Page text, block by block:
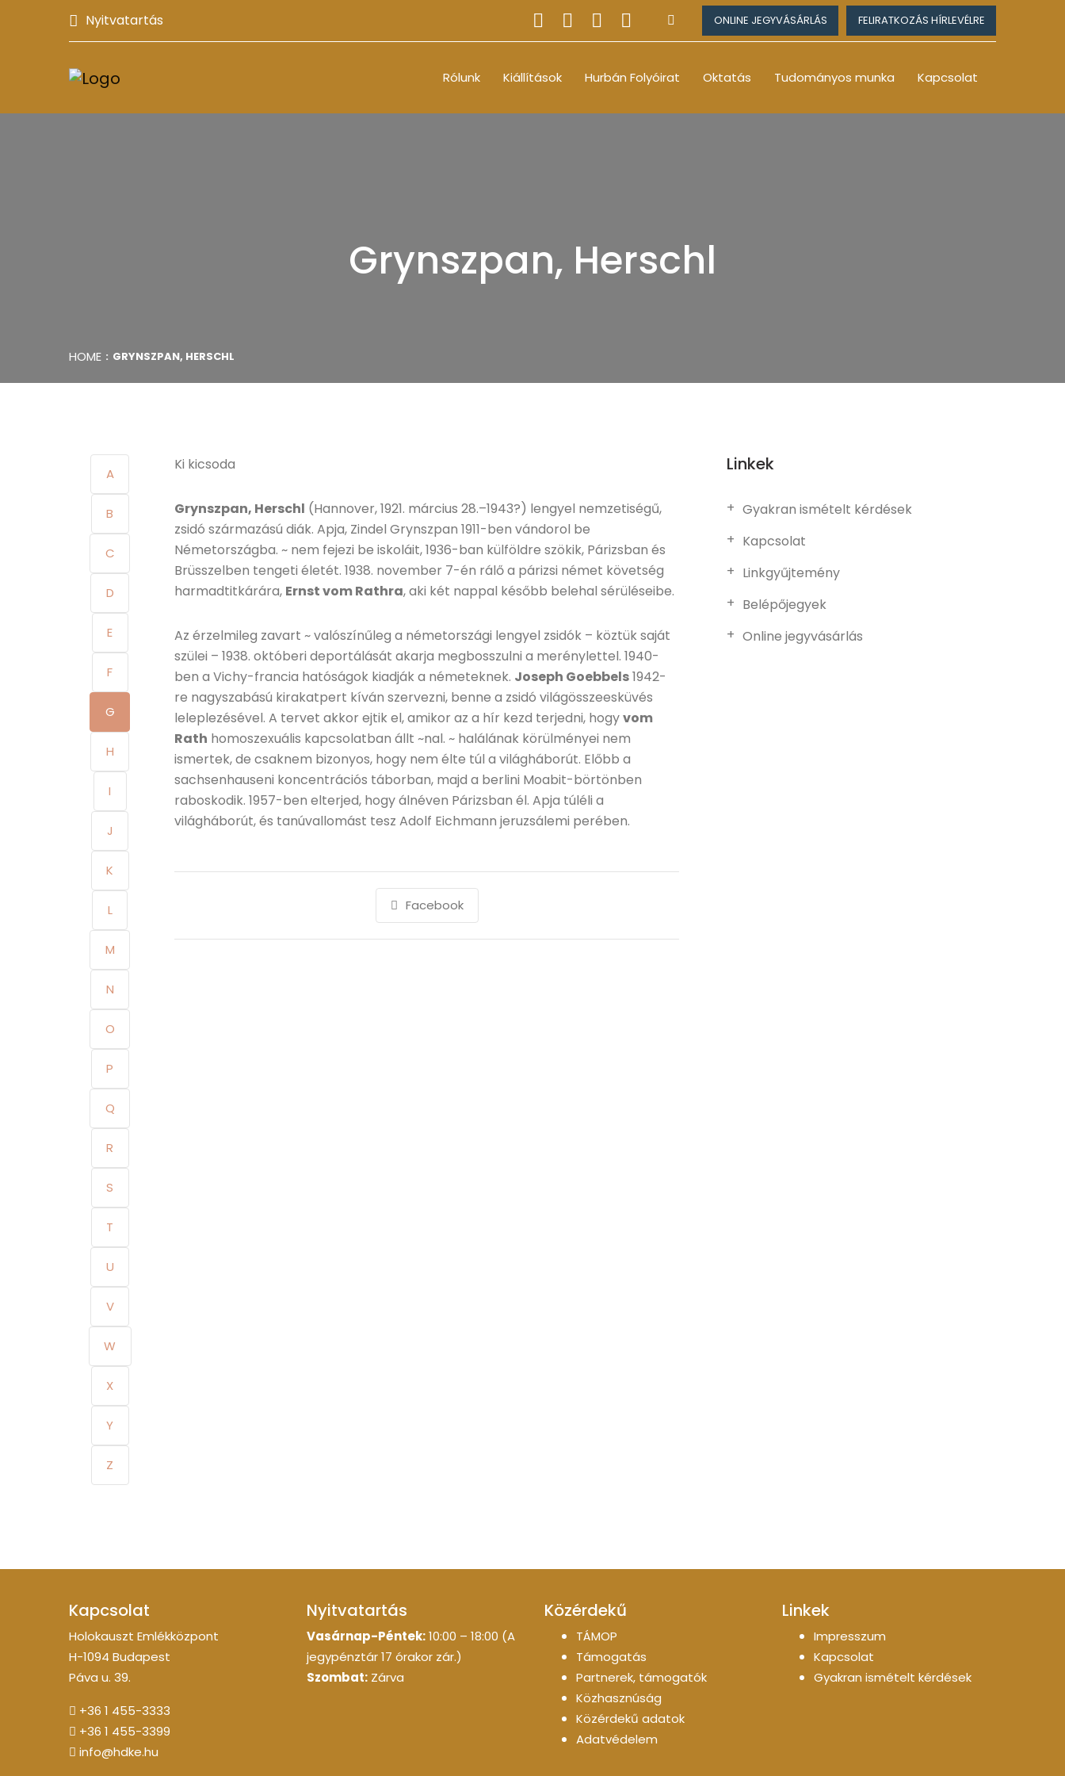
Nyitvatartás ONLINE JEGYVÁSÁRLÁS FELIRATKOZÁS HÍRLEVÉLRE
Rólunk Kiállítások Hurbán Folyóirat Oktatás Tudományos munka Kapcsolat
Grynszpan, Herschl
HOME GRYNSZPAN, HERSCHL
A
B
C
D
E
F
G
H
I
J
K
L
M
N
O
P
Q
R
S
T
U
V
W
X
Y
Z
Ki kicsoda
Grynszpan, Herschl (Hannover, 1921. március 28.–1943?) lengyel nemzetiségű,
zsidó származású diák. Apja, Zindel Grynszpan 1911-ben vándorol be
Németországba. ~ nem fejezi be iskoláit, 1936-ban külföldre szökik, Párizsban és
Brüsszelben tengeti életét. 1938. november 7-én rálő a párizsi német követség
harmadtitkárára, Ernst vom Rathra, aki két nappal később belehal sérüléseibe.
Az érzelmileg zavart ~ valószínűleg a németországi lengyel zsidók – köztük saját
szülei – 1938. októberi deportálását akarja megbosszulni a merénylettel. 1940-
ben a Vichy-francia hatóságok kiadják a németeknek. Joseph Goebbels1942-
re nagyszabású kirakatpert kíván szervezni, benne a zsidó világösszeesküvés
leleplezésével. A tervet akkor ejtik el, amikor az a hír kezd terjedni, hogyvom
Rath homoszexuális kapcsolatban állt ~nal. ~ halálának körülményei nem
ismertek, de csaknem bizonyos, hogy nem élte túl a világháborút. Előbb a
sachsenhauseni koncentrációs táborban, majd a berlini Moabit-börtönben
raboskodik. 1957-ben elterjed, hogy álnéven Párizsban él. Apja túléli a
világháborút, és tanúvallomást tesz Adolf Eichmann jeruzsálemi perében.
Facebook
Linkek
Gyakran ismételt kérdések
Kapcsolat
Linkgyűjtemény
Belépőjegyek
Online jegyvásárlás
Kapcsolat
Holokauszt Emlékközpont
H-1094 Budapest
Páva u. 39.
+36 1 455-3333
+36 1 455-3399
info@hdke.hu
Nyitvatartás
Vasárnap-Péntek:10:00 – 18:00 (A
jegypénztár 17 órakor zár.)
Szombat: Zárva
Közérdekű
TÁMOP
Támogatás
Partnerek, támogatók
Közhasznúság
Közérdekű adatok
Adatvédelem
Linkek
Impresszum
Kapcsolat
Gyakran ismételt kérdések